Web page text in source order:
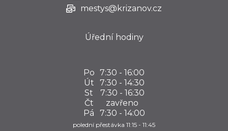
mestys@krizanov.cz
Úřední hodiny
Po 7:30 - 16:00
Út
7:30 - 14:30
St
7:30 - 16:30
Čt
zavřeno
Pá
7:30 - 14:00
polední přestávka 11:15 - 11:45